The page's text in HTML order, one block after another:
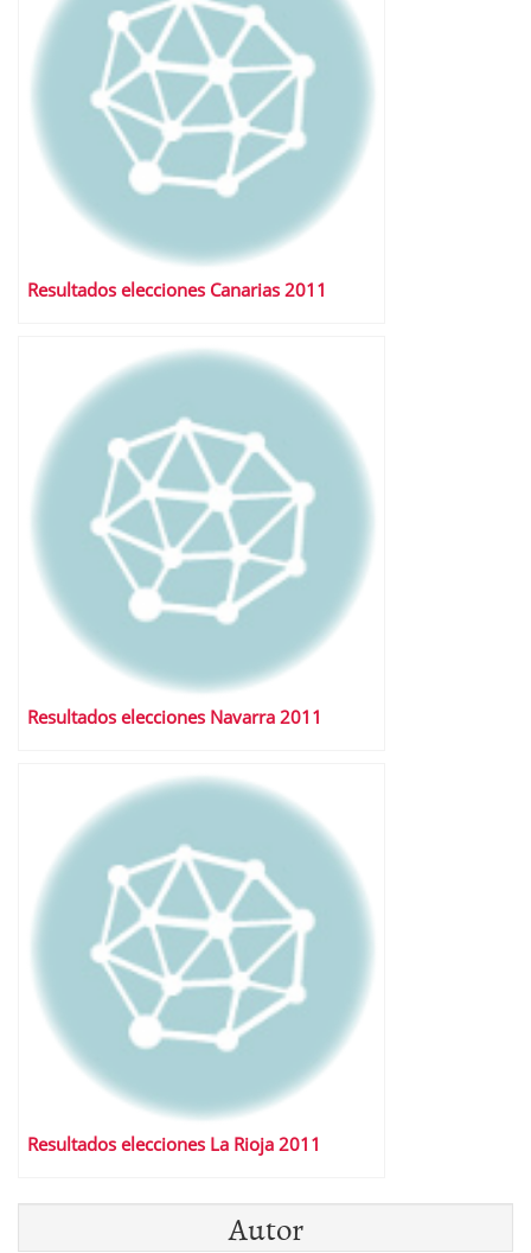
Resultados elecciones Canarias 2011
Resultados elecciones Navarra 2011
Resultados elecciones La Rioja 2011
Autor